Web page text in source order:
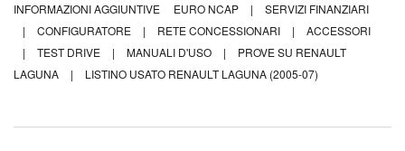
INFORMAZIONI AGGIUNTIVE EURO NCAP |
SERVIZI FINANZIARI
|
CONFIGURATORE | RETE CONCESSIONARI |
ACCESSORI
|
TEST DRIVE | MANUALI D'USO |
PROVE SU RENAULT
LAGUNA
| LISTINO USATO RENAULT LAGUNA (2005-07)